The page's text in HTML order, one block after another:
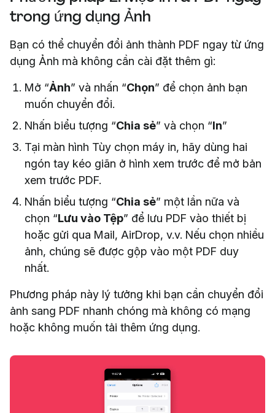
trong ứng dụng Ảnh
Bạn có thể chuyển đổi ảnh thành PDF ngay từ ứng
dụng Ảnh mà không cần cài đặt thêm gì:
Mở “Ảnh” và nhấn “Chọn” để chọn ảnh bạn
muốn chuyển đổi.
Nhấn biểu tượng “Chia sẻ” và chọn “In”
Tại màn hình Tùy chọn máy in, hãy dùng hai
ngón tay kéo giãn ở hình xem trước để mở bản
xem trước PDF.
Nhấn biểu tượng “Chia sẻ” một lần nữa và
chọn “Lưu vào Tệp” để lưu PDF vào thiết bị
hoặc gửi qua Mail, AirDrop, v.v. Nếu chọn nhiều
ảnh, chúng sẽ được gộp vào một PDF duy
nhất.
Phương pháp này lý tưởng khi bạn cần chuyển đổi
ảnh sang PDF nhanh chóng mà không có mạng
hoặc không muốn tải thêm ứng dụng.